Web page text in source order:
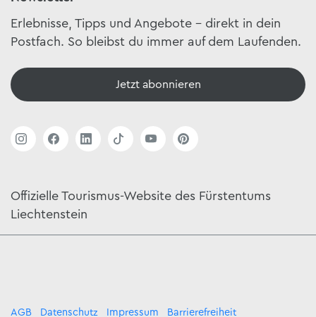
Erlebnisse, Tipps und Angebote – direkt in dein
Postfach. So bleibst du immer auf dem Laufenden.
Jetzt abonnieren
Offizielle Tourismus-Website des Fürstentums
Liechtenstein
AGB Datenschutz Impressum Barrierefreiheit